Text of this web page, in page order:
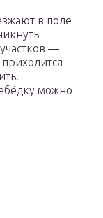
в поле
—
можно